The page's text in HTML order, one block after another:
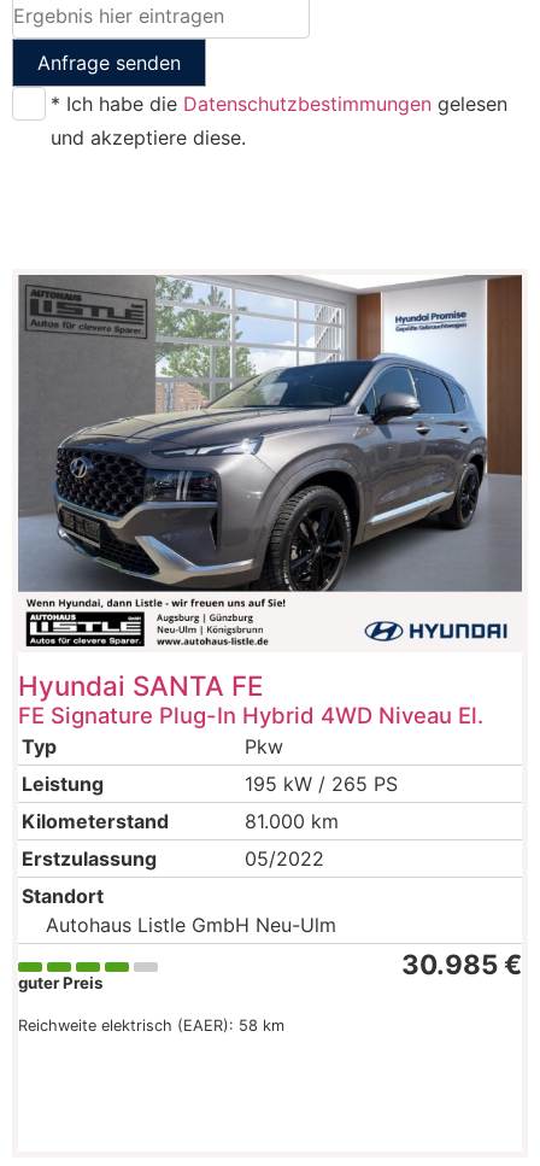
Anfrage senden
* Ich habe die Datenschutzbestimmungen gelesen
und akzeptiere diese.
Hyundai SANTA FE
FE Signature Plug-In Hybrid 4WD Niveau El.
Typ
Pkw
Leistung
195 kW / 265 PS
Kilometerstand
81.000 km
Erstzulassung
05/2022
Standort
Autohaus Listle GmbH Neu-Ulm
30.985 €
guter Preis
Reichweite elektrisch (EAER): 58 km